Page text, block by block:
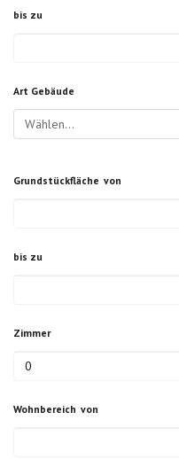
bis zu
Art Gebäude
Wählen...
Grundstückfläche von
bis zu
Zimmer
Wohnbereich von